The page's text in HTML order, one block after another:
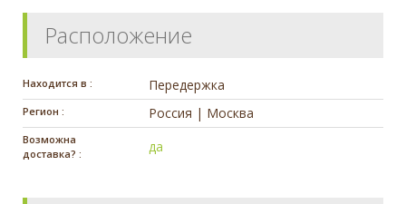
Расположение
Находится в : Передержка
Регион : Россия | Москва
Возможна
доставка? :
да